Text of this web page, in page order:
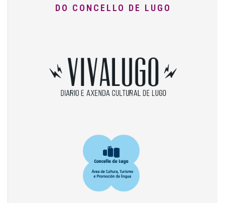
DO CONCELLO DE LUGO